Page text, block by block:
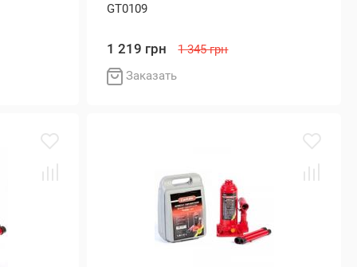
GT0109
1 219 грн
1 345 грн
Заказать